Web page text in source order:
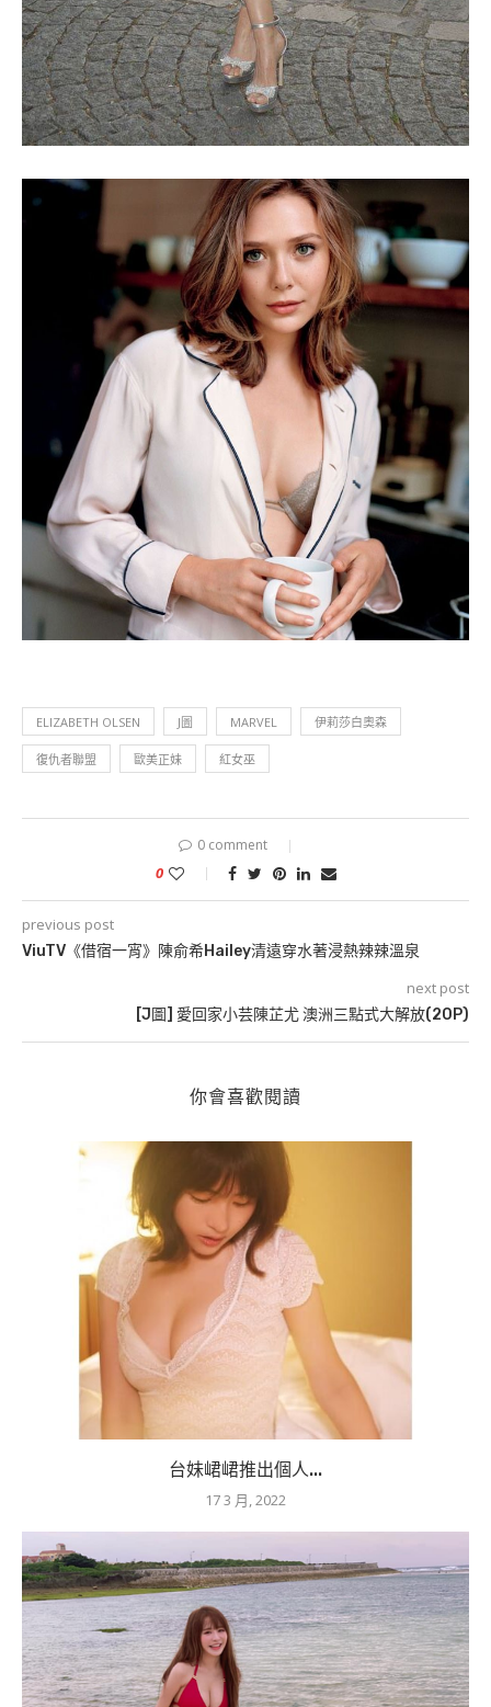
ELIZABETH OLSEN J圖 MARVEL 伊莉莎白奧森
復仇者聯盟 歐美正妹 紅女巫
0 comment
0
previous post
ViuTV《借宿一宵》陳俞希Hailey清遠穿水著浸熱辣辣溫泉
next post
[J圖] 愛回家小芸陳芷尤 澳洲三點式大解放(20P)
你會喜歡閱讀
台妹峮峮推出個人...
17 3 月, 2022